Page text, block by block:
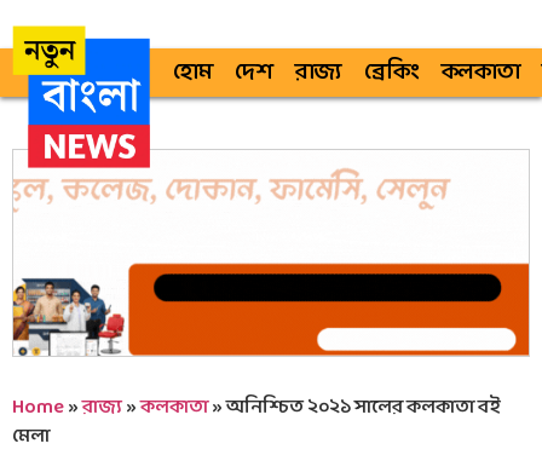
হোম দেশ রাজ্য ব্রেকিং কলকাতা
Home»রাজ্য»কলকাতা»অনিশ্চিত ২০২১ সালের কলকাতা বই
মেলা